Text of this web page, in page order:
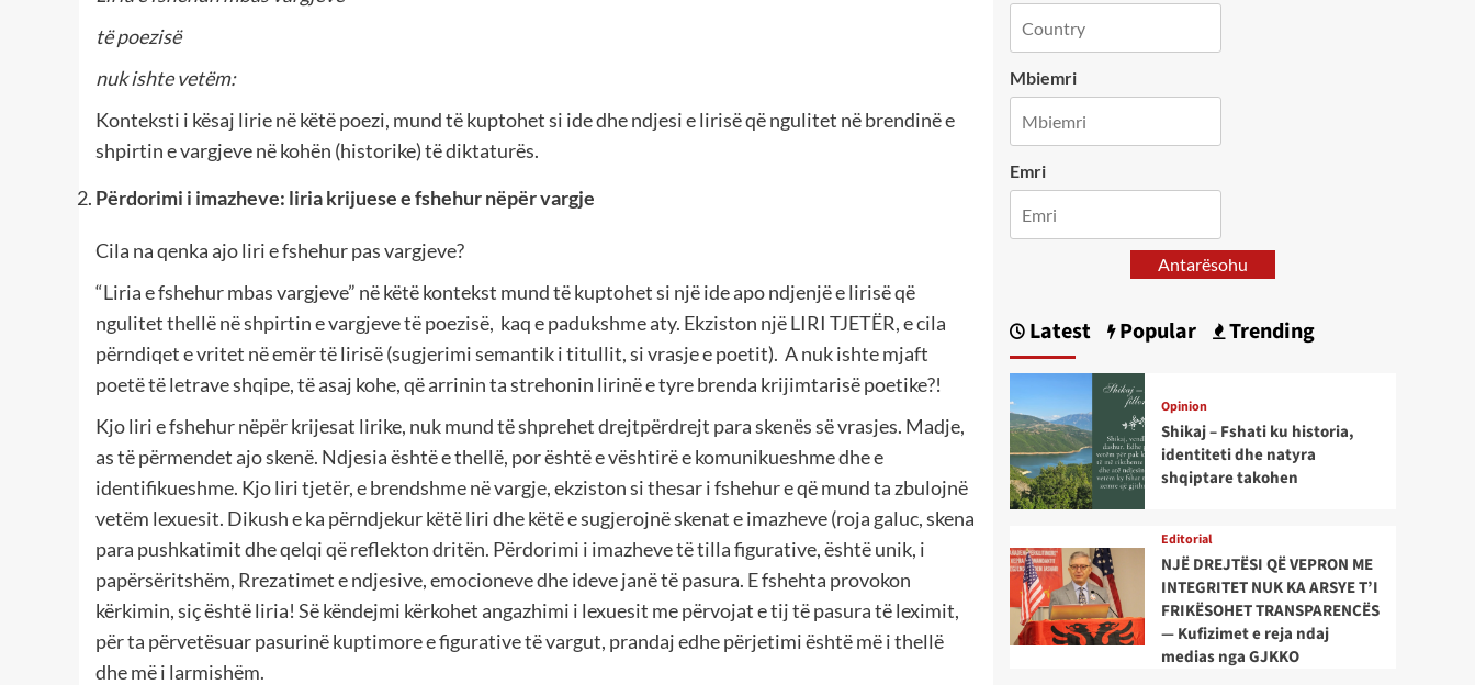
të poezisë
nuk ishte vetëm:
Konteksti i kësaj lirie në këtë poezi, mund të kuptohet si ide dhe ndjesi e lirisë që ngulitet në brendinë e
shpirtin e vargjeve në kohën (historike) të diktaturës.
Përdorimi i imazheve: liria krijuese e fshehur nëpër vargje
Cila na qenka ajo liri e fshehur pas vargjeve?
“Liria e fshehur mbas vargjeve” në këtë kontekst mund të kuptohet si një ide apo ndjenjë e lirisë që
ngulitet thellë në shpirtin e vargjeve të poezisë, kaq e padukshme aty. Ekziston një LIRI TJETËR, e cila
përndiqet e vritet në emër të lirisë (sugjerimi semantik i titullit, si vrasje e poetit). A nuk ishte mjaft
poetë të letrave shqipe, të asaj kohe, që arrinin ta strehonin lirinë e tyre brenda krijimtarisë poetike?!
Kjo liri e fshehur nëpër krijesat lirike, nuk mund të shprehet drejtpërdrejt para skenës së vrasjes. Madje,
as të përmendet ajo skenë. Ndjesia është e thellë, por është e vështirë e komunikueshme dhe e
identifikueshme. Kjo liri tjetër, e brendshme në vargje, ekziston si thesar i fshehur e që mund ta zbulojnë
vetëm lexuesit. Dikush e ka përndjekur këtë liri dhe këtë e sugjerojnë skenat e imazheve (roja galuc, skena
para pushkatimit dhe qelqi që reflekton dritën. Përdorimi i imazheve të tilla figurative, është unik, i
papërsëritshëm, Rrezatimet e ndjesive, emocioneve dhe ideve janë të pasura. E fshehta provokon
kërkimin, siç është liria! Së këndejmi kërkohet angazhimi i lexuesit me përvojat e tij të pasura të leximit,
për ta përvetësuar pasurinë kuptimore e figurative të vargut, prandaj edhe përjetimi është më i thellë
dhe më i larmishëm.
Mbiemri
Emri
Antarësohu
Latest Popular Trending
Opinion
Shikaj – Fshati ku historia,
identiteti dhe natyra
shqiptare takohen
Editorial
NJË DREJTËSI QË VEPRON ME
INTEGRITET NUK KA ARSYE T’I
FRIKËSOHET TRANSPARENCËS
— Kufizimet e reja ndaj
medias nga GJKKO